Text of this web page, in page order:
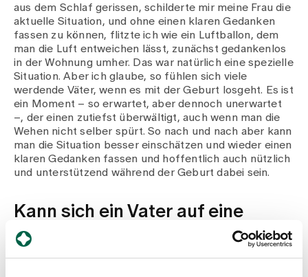
aus dem Schlaf gerissen, schilderte mir meine Frau die
aktuelle Situation, und ohne einen klaren Gedanken
fassen zu können, flitzte ich wie ein Luftballon, dem
man die Luft entweichen lässt, zunächst gedankenlos
in der Wohnung umher. Das war natürlich eine spezielle
Situation. Aber ich glaube, so fühlen sich viele
werdende Väter, wenn es mit der Geburt losgeht. Es ist
ein Moment – so erwartet, aber dennoch unerwartet
–, der einen zutiefst überwältigt, auch wenn man die
Wehen nicht selber spürt. So nach und nach aber kann
man die Situation besser einschätzen und wieder einen
klaren Gedanken fassen und hoffentlich auch nützlich
und unterstützend während der Geburt dabei sein.
Kann sich ein Vater auf eine
Geburt vorbereiten und falls ja,
wie?